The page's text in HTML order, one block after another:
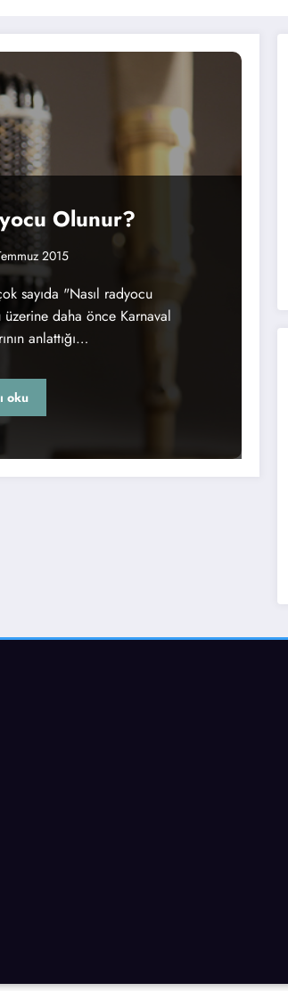
Olunur?
2015
sayıda "Nasıl radyocu
daha önce Karnaval
anlattığı…
oku